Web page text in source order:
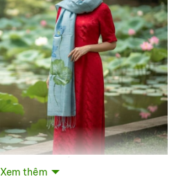
Xem thêm